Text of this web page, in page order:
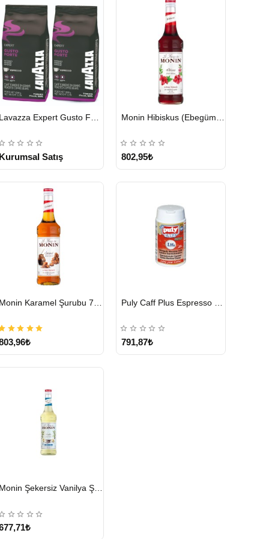
GÖNDERİ
Kurumsal Satış
GÖNDERİ
802,95₺
GÖNDERİ
GÖNDERİ
791,87₺
HIZLI
GÖNDERİ
Monin Şekersiz Vanilya Şurubu 700 ML